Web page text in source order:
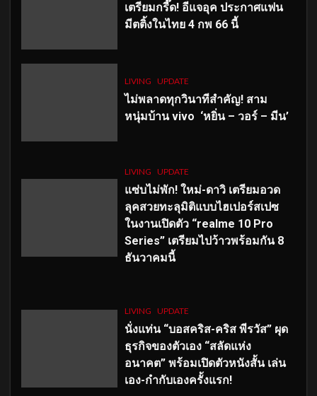
เตรียมกรี๊ด! อีแจอุค ประกาศแฟน
มีตติ้งในไทย 4 กพ 66 นี้
LIVING UPDATE
ไม่พลาดทุกวินาทีสำคัญ! สาม
หนุ่มบ้าน vivo ‘หยิ่น – วอร์ – มีน’
LIVING UPDATE
แซ่บไม่พัก! ใหม่-ดาวิ เตรียมอวด
ลุคสวยทะลุมิติแบบไฮเปอร์สเปซ
ในงานเปิดตัว “realme 10 Pro
Series” เตรียมไปว้าวพร้อมกัน 8
ธันวาคมนี้
LIVING UPDATE
นั่งแท่น “บอสคริส-คริส พีรวัส” ผุด
ธุรกิจของตัวเอง “สลัดแห่ง
อนาคต” พร้อมเปิดตัวหนังสั้น เล่น
เอง-กำกับเองครั้งแรก!